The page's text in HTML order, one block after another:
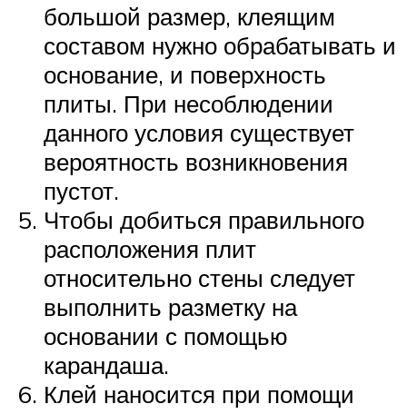
большой размер, клеящим
составом нужно обрабатывать и
основание, и поверхность
плиты. При несоблюдении
данного условия существует
вероятность возникновения
пустот.
Чтобы добиться правильного
расположения плит
относительно стены следует
выполнить разметку на
основании с помощью
карандаша.
Клей наносится при помощи